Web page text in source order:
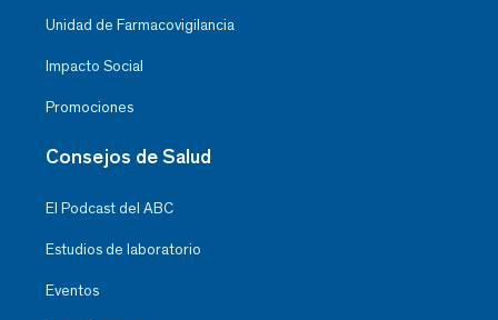
Unidad de Farmacovigilancia
Impacto Social
Promociones
Consejos de Salud
El Podcast del ABC
Estudios de laboratorio
Eventos